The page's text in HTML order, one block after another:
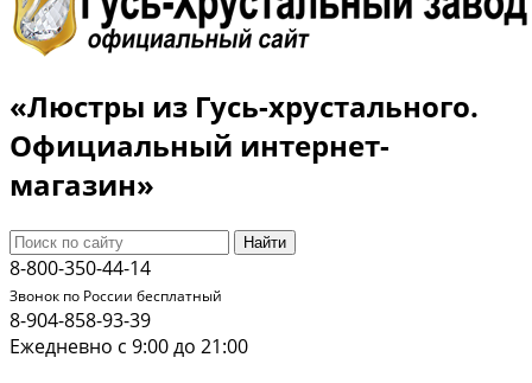
«Люстры из Гусь-хрустального.
Официальный интернет-
магазин»
Найти
8-800-350-44-14
Звонок по России бесплатный
8-904-858-93-39
Ежедневно с 9:00 до 21:00